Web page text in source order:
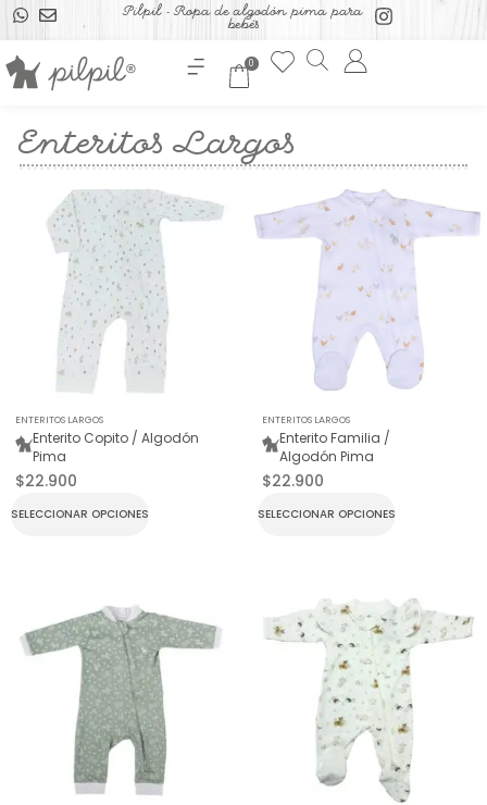
Pilpil - Ropa de algodón pima para
bebés
0
Enteritos Largos
ENTERITOS LARGOS
Enterito Copito / Algodón
Pima
$22.900
SELECCIONAR OPCIONES
ENTERITOS LARGOS
Enterito Familia /
Algodón Pima
$22.900
SELECCIONAR OPCIONES